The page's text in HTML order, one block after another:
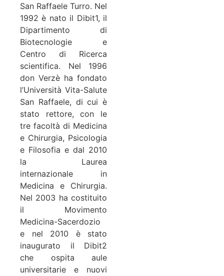
San Raffaele Turro. Nel
1992 è nato il Dibit1, il
Dipartimento di
Biotecnologie e
Centro di Ricerca
scientifica. Nel 1996
don Verzè ha fondato
l’Università Vita-Salute
San Raffaele, di cui è
stato rettore, con le
tre facoltà di Medicina
e Chirurgia, Psicologia
e Filosofia e dal 2010
la Laurea
internazionale in
Medicina e Chirurgia.
Nel 2003 ha costituito
il Movimento
Medicina-Sacerdozio
e nel 2010 è stato
inaugurato il Dibit2
che ospita aule
universitarie e nuovi